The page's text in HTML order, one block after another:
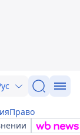
Право